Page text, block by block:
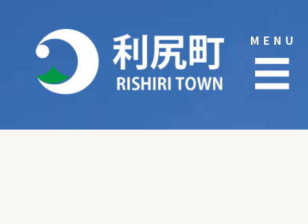
content
MENU
☰